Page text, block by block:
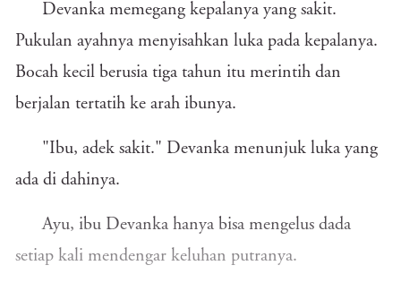
Devanka memegang kepalanya yang sakit.
Pukulan ayahnya menyisahkan luka pada kepalanya.
Bocah kecil berusia tiga tahun itu merintih dan
berjalan tertatih ke arah ibunya.
"Ibu, adek sakit." Devanka menunjuk luka yang
ada di dahinya.
Ayu, ibu Devanka hanya bisa mengelus dada
setiap kali mendengar keluhan putranya.